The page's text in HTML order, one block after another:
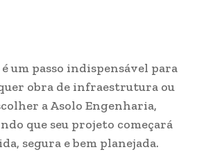
um passo indispensável para
obra de infraestrutura ou
a Asolo Engenharia,
que seu projeto começará
segura e bem planejada.